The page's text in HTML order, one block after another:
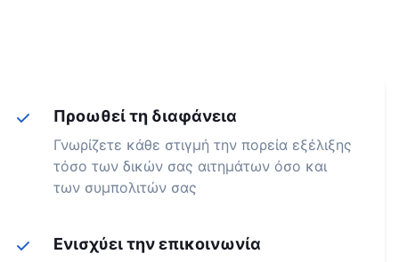
Προωθεί τη διαφάνεια
Γνωρίζετε κάθε στιγμή την πορεία εξέλιξης
τόσο των δικών σας αιτημάτων όσο και
των συμπολιτών σας
Ενισχύει την επικοινωνία